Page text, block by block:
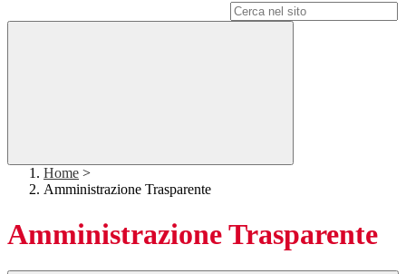
Home >
Amministrazione Trasparente
Amministrazione Trasparente